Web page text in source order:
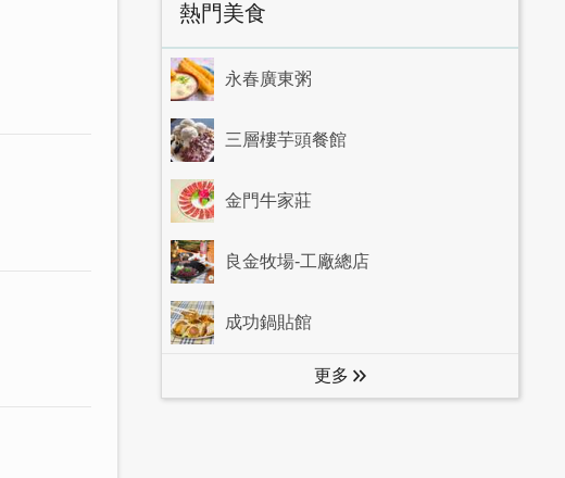
熱門美食
永春廣東粥
三層樓芋頭餐館
金門牛家莊
良金牧場-工廠總店
成功鍋貼館
更多